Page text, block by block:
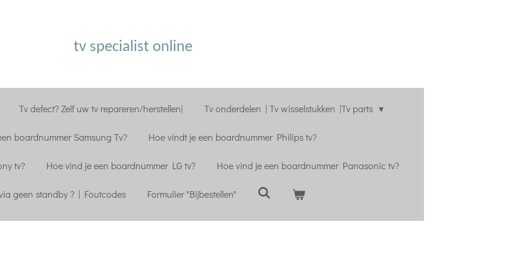
tv specialist online
Tv defect? Zelf uw tv repareren/herstellen| Tv onderdelen | Tv wisselstukken |Tv parts
boardnummer Samsung Tv? Hoe vindt je een boardnummer Philips tv?
tv? Hoe vind je een boardnummer LG tv? Hoe vind je een boardnummer Panasonic tv?
geen standby ? | Foutcodes Formulier "Bijbestellen"